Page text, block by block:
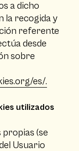
a dicho
la recogida y
referente
desde
sobre
es/.
utilizados
(se
Usuario